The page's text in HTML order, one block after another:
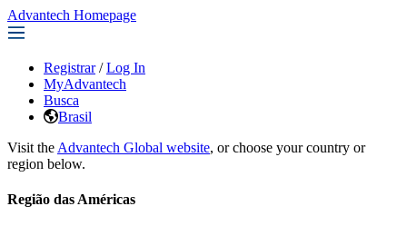
Advantech Homepage
Registrar / Log In
MyAdvantech
Busca
Brasil
Visit the Advantech Global website, or choose your country or
region below.
Região das Américas